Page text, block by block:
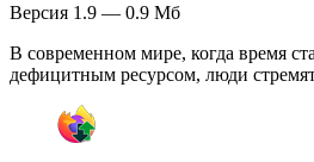
Версия 1.9 — 0.9 Мб
В современном мире, когда время
дефицитным ресурсом, люди